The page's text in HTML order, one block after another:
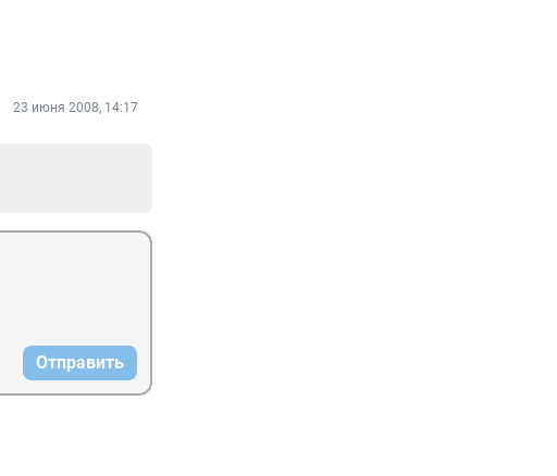
23 июня 2008, 14:17
Отправить